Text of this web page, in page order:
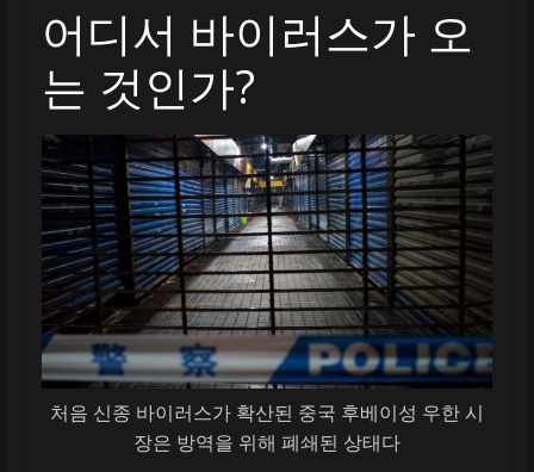
어디서 바이러스가 오
는 것인가?
처음 신종 바이러스가 확산된 중국 후베이성 우한 시
장은 방역을 위해 폐쇄된 상태다